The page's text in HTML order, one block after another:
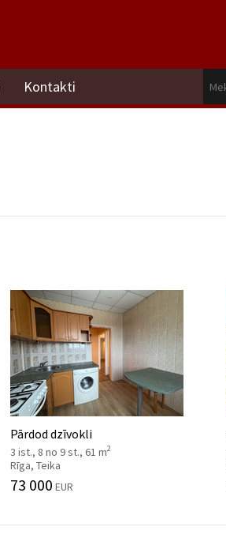
Kontakti
Pārdod dzīvokli
3 ist., 8 no 9 st., 61 m2
Rīga, Teika
73 000 EUR